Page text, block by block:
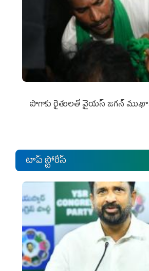
పొగాకు రైతుల‌తో వైయ‌స్ జ‌గ‌న్
టాప్ స్టోరీస్